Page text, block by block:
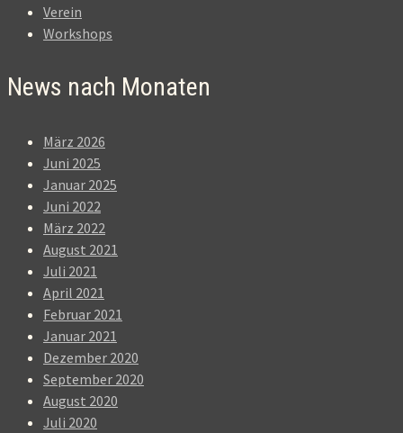
Verein
Workshops
News nach Monaten
März 2026
Juni 2025
Januar 2025
Juni 2022
März 2022
August 2021
Juli 2021
April 2021
Februar 2021
Januar 2021
Dezember 2020
September 2020
August 2020
Juli 2020